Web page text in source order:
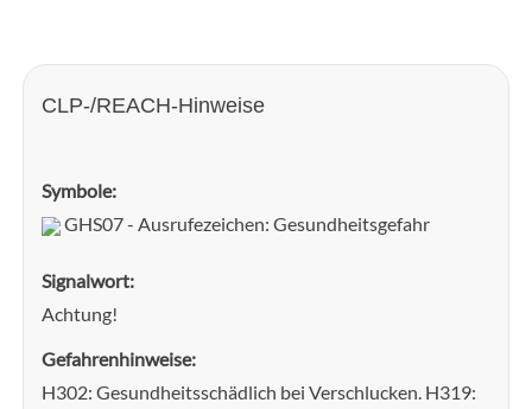
CLP-/REACH-Hinweise
Symbole:
GHS07 - Ausrufezeichen: Gesundheitsgefahr
Signalwort:
Achtung!
Gefahrenhinweise:
H302: Gesundheitsschädlich bei Verschlucken. H319: